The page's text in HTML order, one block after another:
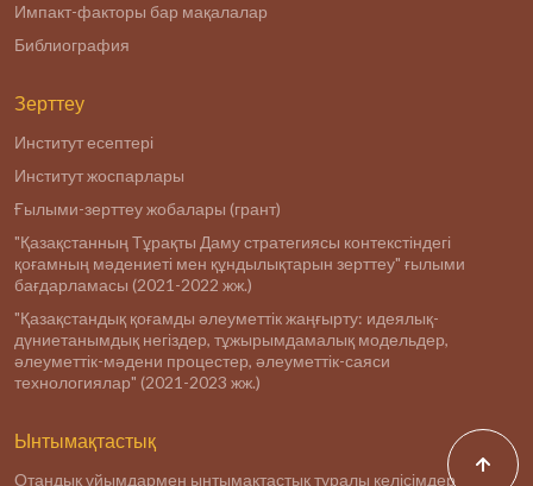
Импакт-факторы бар мақалалар
Библиография
Зерттеу
Институт есептері
Институт жоспарлары
Ғылыми-зерттеу жобалары (грант)
"Қазақстанның Тұрақты Даму стратегиясы контекстіндегі
қоғамның мәдениеті мен құндылықтарын зерттеу" ғылыми
бағдарламасы (2021-2022 жж.)
"Қазақстандық қоғамды әлеуметтік жаңғырту: идеялық-
дүниетанымдық негіздер, тұжырымдамалық модельдер,
әлеуметтік-мәдени процестер, әлеуметтік-саяси
технологиялар" (2021-2023 жж.)
Ынтымақтастық
Отандық ұйымдармен ынтымақтастық туралы келісімдер